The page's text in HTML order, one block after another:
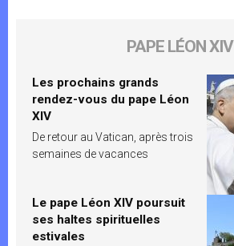
PAPE LÉON XIV
Les prochains grands
rendez-vous du pape Léon
XIV
De retour au Vatican, après trois
semaines de vacances
Le pape Léon XIV poursuit
ses haltes spirituelles
estivales